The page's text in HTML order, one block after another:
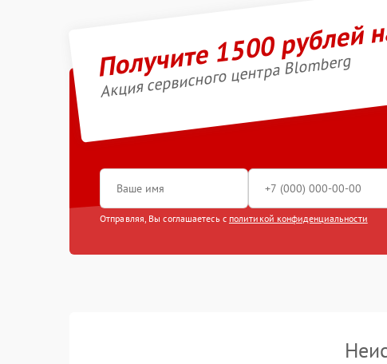
Получите 1500 рублей
Акция сервисного центра Blomberg
Отправляя, Вы соглашаетесь с политикой конфиденциальности